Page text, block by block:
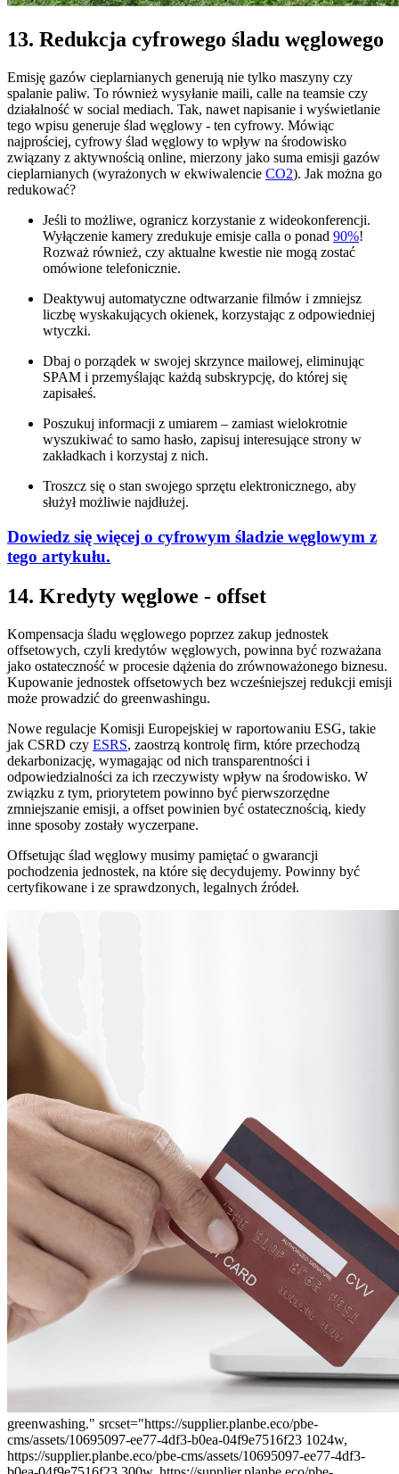
13. Redukcja cyfrowego śladu węglowego
Emisję gazów cieplarnianych generują nie tylko maszyny czy
spalanie paliw. To również wysyłanie maili, calle na teamsie czy
działalność w social mediach. Tak, nawet napisanie i wyświetlanie
tego wpisu generuje ślad węglowy - ten cyfrowy. Mówiąc
najprościej, cyfrowy ślad węglowy to wpływ na środowisko
związany z aktywnością online, mierzony jako suma emisji gazów
cieplarnianych (wyrażonych w ekwiwalencie CO2). Jak można go
redukować?
Jeśli to możliwe, ogranicz korzystanie z wideokonferencji.
Wyłączenie kamery zredukuje emisje calla o ponad 90%!
Rozważ również, czy aktualne kwestie nie mogą zostać
omówione telefonicznie.
Deaktywuj automatyczne odtwarzanie filmów i zmniejsz
liczbę wyskakujących okienek, korzystając z odpowiedniej
wtyczki.
Dbaj o porządek w swojej skrzynce mailowej, eliminując
SPAM i przemyślając każdą subskrypcję, do której się
zapisałeś.
Poszukuj informacji z umiarem – zamiast wielokrotnie
wyszukiwać to samo hasło, zapisuj interesujące strony w
zakładkach i korzystaj z nich.
Troszcz się o stan swojego sprzętu elektronicznego, aby
służył możliwie najdłużej.
Dowiedz się więcej o cyfrowym śladzie węglowym z
tego artykułu.
14. Kredyty węglowe - offset
Kompensacja śladu węglowego poprzez zakup jednostek
offsetowych, czyli kredytów węglowych, powinna być rozważana
jako ostateczność w procesie dążenia do zrównoważonego biznesu.
Kupowanie jednostek offsetowych bez wcześniejszej redukcji emisji
może prowadzić do greenwashingu.
Nowe regulacje Komisji Europejskiej w raportowaniu ESG, takie
jak CSRD czy ESRS, zaostrzą kontrolę firm, które przechodzą
dekarbonizację, wymagając od nich transparentności i
odpowiedzialności za ich rzeczywisty wpływ na środowisko. W
związku z tym, priorytetem powinno być pierwszorzędne
zmniejszanie emisji, a offset powinien być ostatecznością, kiedy
inne sposoby zostały wyczerpane.
Offsetując ślad węglowy musimy pamiętać o gwarancji
pochodzenia jednostek, na które się decydujemy. Powinny być
certyfikowane i ze sprawdzonych, legalnych źródeł.
greenwashing." srcset="https://supplier.planbe.eco/pbe-
cms/assets/10695097-ee77-4df3-b0ea-04f9e7516f23 1024w,
https://supplier.planbe.eco/pbe-cms/assets/10695097-ee77-4df3-